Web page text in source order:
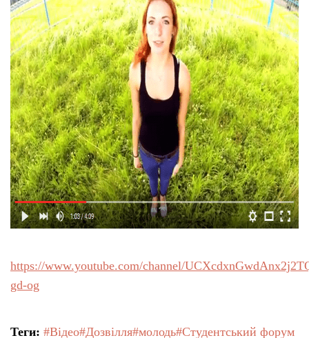
Бюджет
Тендери
Довідник
Контакти
Рекламні прайси
Підтримати «місцевих»
Етичний кодекс
https://www.youtube.com/channel/
gd-og
Теги: #Відео#Дозвілля#молодь#Студентський форум